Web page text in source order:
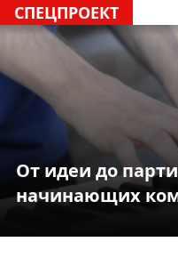
СПЕЦПРОЕКТ
От идеи до
начинающих